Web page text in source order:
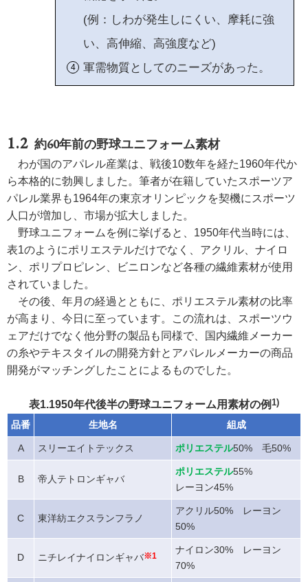
(例：しわが発生しにくい、摩耗に強
い、高伸縮、高強度など)
軍需物質としてのニーズがあった。
約60年前の野球ユニフォーム素材
わが国のアパレル産業は、戦後10数年を経た1960年代か
ら本格的に勃興しました。筆者が在籍していたスポーツア
パレル業界も1964年の東京オリンピックを契機にスポーツ
人口が増加し、市場が拡大しました。
野球ユニフォームを例に挙げると、1950年代当時には、
表1のようにポリエステルだけでなく、アクリル、ナイロ
ン、ポリプロピレン、ビニロンなど各種の繊維素材が使用
されていました。
その後、年月の経過とともに、ポリエステル素材の比率
が高まり、今日に至っています。この流れは、スポーツウ
ェアだけでなく他分野の製品も同様で、国内繊維メーカー
の糸やテキスタイルの開発方針とアパレルメーカーの商品
開発がマッチングしたことによるものでした。
表1.1950年代後半の野球ユニフォーム用素材の例 1)
品番 生地名 組成
A スリーエイトテックス ポリエステル50% 毛50%
B 帝人テトロンギャバ
ポリエステル55%
レーヨン45%
C 東洋紡エクスランフラノ
アクリル50% レーヨン
50%
D ニチレイナイロンギャバ※1
ナイロン30% レーヨン
70%